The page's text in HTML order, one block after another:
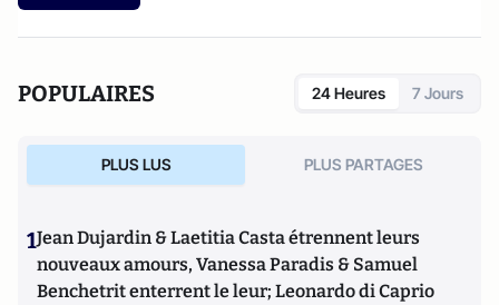
POPULAIRES 24 Heures 7 Jours
PLUS LUS PLUS PARTAGES
1Jean Dujardin & Laetitia Casta étrennent leurs
nouveaux amours, Vanessa Paradis & Samuel
Benchetrit enterrent le leur; Leonardo di Caprio